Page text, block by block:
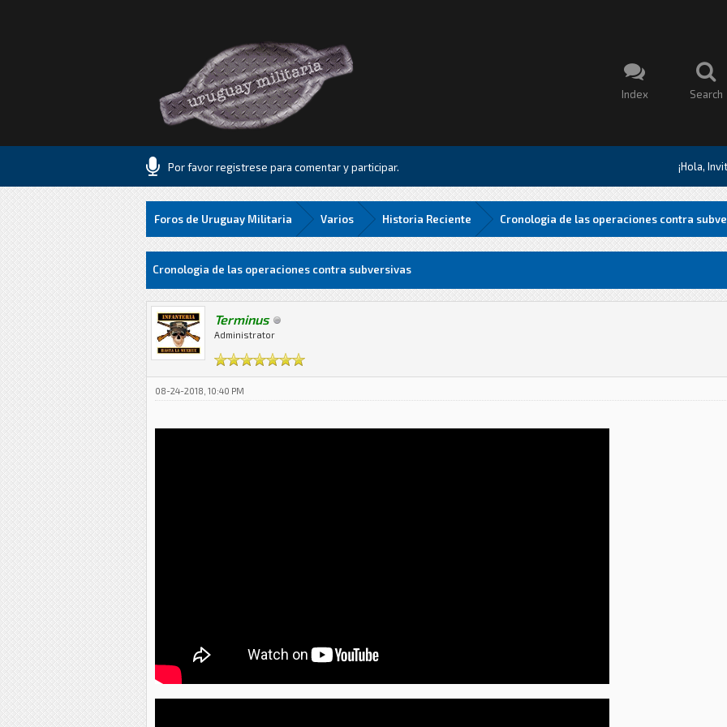
Index Search
Por favor registrese para comentar y participar. ¡Hola,
Foros de Uruguay Militaria Varios Historia Reciente Cronologia de las operaciones contra
2 voto(s) - 3 Media
1
2
3
4
5 Cronologia de las operaciones contra subversivas
Terminus
Administrator
08-24-2018, 10:40 PM